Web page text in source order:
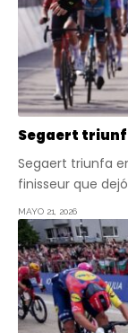
Segaert
Segaert triunfa
finisseur que
MAYO 21, 2026